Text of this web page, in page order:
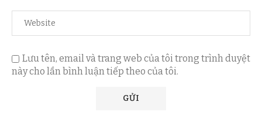
Lưu tên, email và trang web của tôi trong trình duyệt
này cho lần bình luận tiếp theo của tôi.